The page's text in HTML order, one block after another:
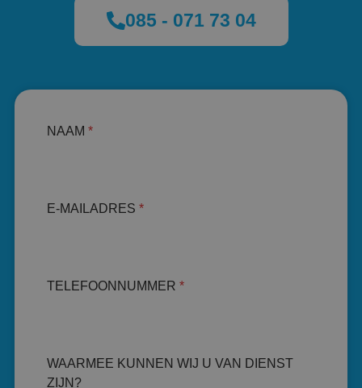
085 - 071 73 04
NAAM *
E-MAILADRES *
TELEFOONNUMMER *
WAARMEE KUNNEN WIJ U VAN DIENST
ZIJN?